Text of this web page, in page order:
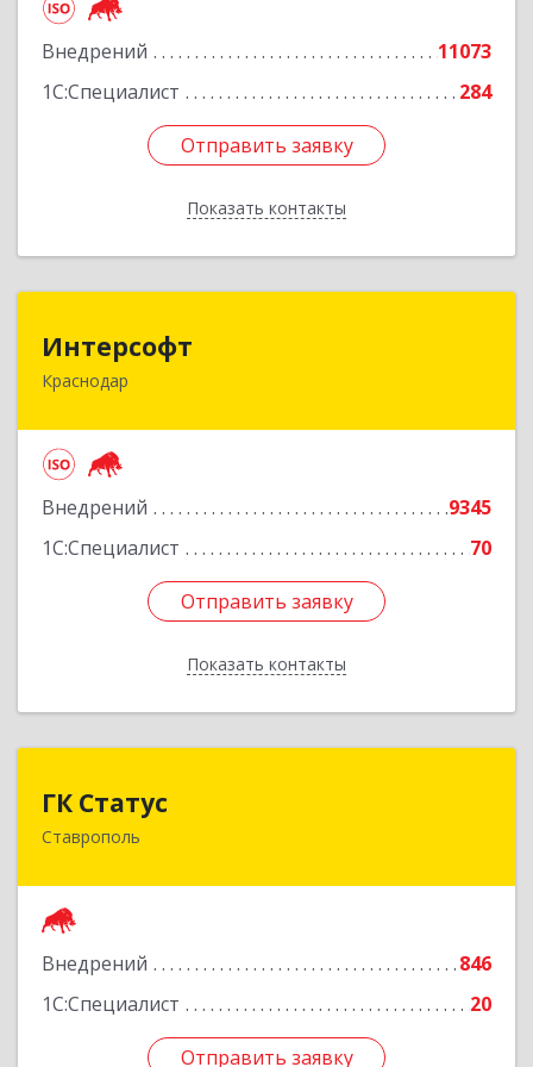
Внедрений
11073
1С:Специалист
284
Отправить заявку
Показать контакты
Отправить заявку
Назад
Интерсофт
Краснодар
Внедрений
9345
1С:Специалист
70
Отправить заявку
Показать контакты
350020, Краснодарский край, Краснодар г,
Отправить заявку
Назад
ГК Статус
Ставрополь
Внедрений
846
1С:Специалист
20
Отправить заявку
355002, Ставропольский край, Ставрополь г,
Отправить заявку